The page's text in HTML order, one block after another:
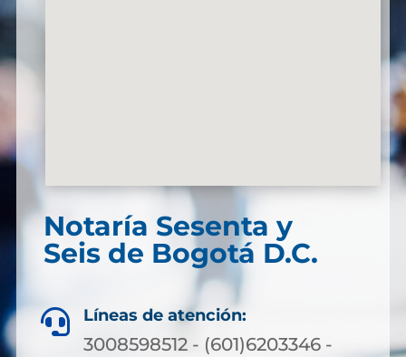
Notaría Sesenta y
Seis de Bogotá D.C.
 Líneas de atención:
3008598512 - (601)6203346 -